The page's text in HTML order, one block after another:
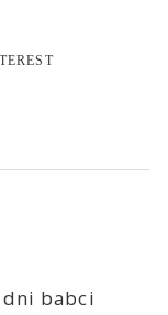
babci